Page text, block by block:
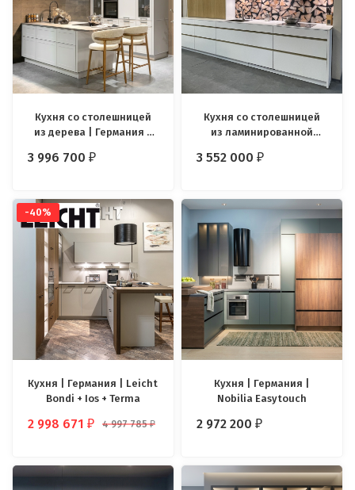
Кухня со столешницей
из дерева | Германия |
3 996 700₽
Кухня со столешницей
из ламинированной
Leicht Bondi + Ios + Terma
3 552 000₽
-40%
Кухня | Германия | Leicht
Bondi + Ios + Terma
2 998 671₽ 4 997 785₽
Кухня | Германия |
Nobilia Easytouch
2 972 200₽